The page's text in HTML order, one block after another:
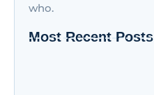
who.
Most Recent Posts